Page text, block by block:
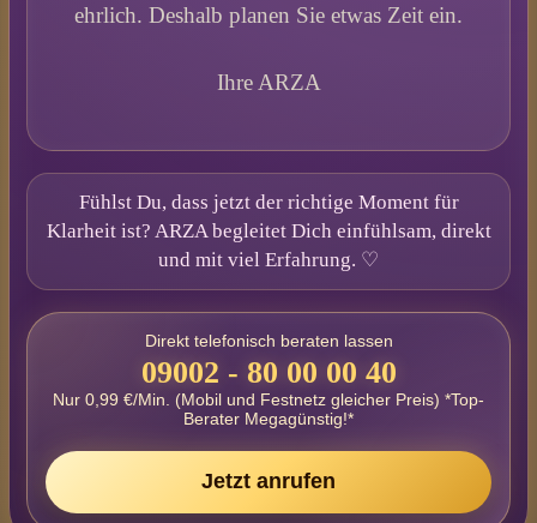
ehrlich. Deshalb planen Sie etwas Zeit ein.
Ihre ARZA
Fühlst Du, dass jetzt der richtige Moment für
Klarheit ist? ARZA begleitet Dich einfühlsam, direkt
und mit viel Erfahrung. ♡
Direkt telefonisch beraten lassen
09002 - 80 00 00 40
Nur 0,99 €/Min. (Mobil und Festnetz gleicher Preis) *Top-
Berater Megagünstig!*
Jetzt anrufen